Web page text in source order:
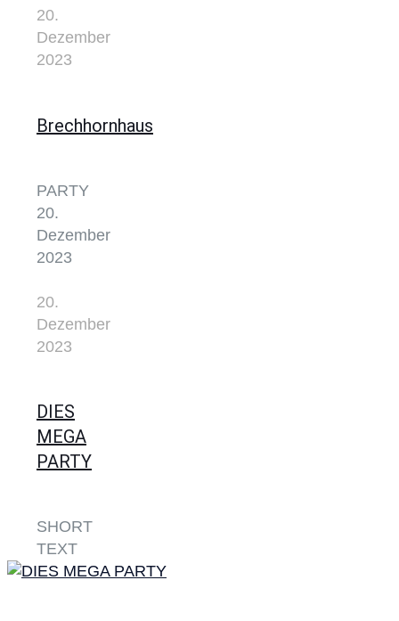
20.
Dezember
2023
Brechhornhaus
PARTY
20.
Dezember
2023
20.
Dezember
2023
DIES
MEGA
PARTY
SHORT
TEXT